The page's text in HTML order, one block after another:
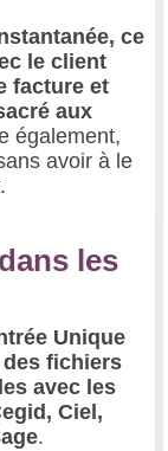
ce
le client
facture et
aux
également,
avoir à le
les
Unique
des fichiers
avec les
Ciel,
.